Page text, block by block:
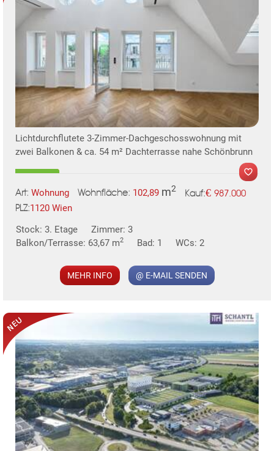
Lichtdurchflutete 3-Zimmer-Dachgeschosswohnung mit
zwei Balkonen & ca. 54 m² Dachterrasse nahe Schönbrunn
Art: Wohnung Wohnfläche: 102,89 m2 Kauf:€ 987.000
PLZ:1120 Wien
Stock: 3. Etage
Zimmer: 3
Balkon/Terrasse: 63,67 m2 Bad: 1 WCs: 2
MEHR INFO @ E-MAIL SENDEN